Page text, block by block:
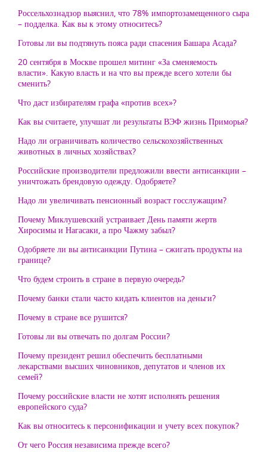
Россельхознадзор выяснил, что 78% импортозамещенного сыра
– подделка. Как вы к этому относитесь?
Готовы ли вы подтянуть пояса ради спасения Башара Асада?
20 сентября в Москве прошел митинг «За сменяемость
власти». Какую власть и на что вы прежде всего хотели бы
сменить?
Что даст избирателям графа «против всех»?
Как вы считаете, улучшат ли результаты ВЭФ жизнь Приморья?
Надо ли ограничивать количество сельскохозяйственных
животных в личных хозяйствах?
Российские производители предложили ввести антисанкции –
уничтожать брендовую одежду. Одобряете?
Надо ли увеличивать пенсионный возраст госслужащим?
Почему Миклушевский устраивает День памяти жертв
Хиросимы и Нагасаки, а про Чажму забыл?
Одобряете ли вы антисанкции Путина – сжигать продукты на
границе?
Что будем строить в стране в первую очередь?
Почему банки стали часто кидать клиентов на деньги?
Почему в стране все рушится?
Готовы ли вы отвечать по долгам России?
Почему президент решил обеспечить бесплатными
лекарствами высших чиновников, депутатов и членов их
семей?
Почему российские власти не хотят исполнять решения
европейского суда?
Как вы относитесь к персонификации и учету всех покупок?
От чего Россия независима прежде всего?